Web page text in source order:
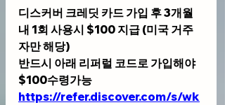
디스커버 크레딧 카드 가입 후 3개월
내 1회 사용시 $100 지급 (미국 거주
자만 해당)
반드시 아래 리퍼럴 코드로 가입해야
$100수령가능
https://refer.discover.com/s/wk